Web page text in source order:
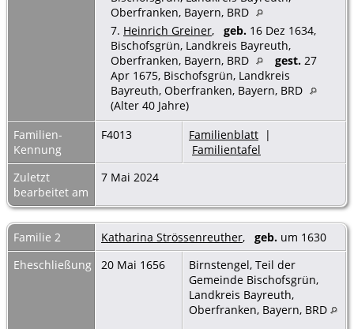
Oberfranken, Bayern, BRD
7. Heinrich Greiner, geb. 16 Dez 1634,
Bischofsgrün, Landkreis Bayreuth,
Oberfranken, Bayern, BRD
gest. 27
Apr 1675, Bischofsgrün, Landkreis
Bayreuth, Oberfranken, Bayern, BRD
(Alter 40 Jahre)
Familien-
Kennung
F4013 Familienblatt |
Familientafel
Zuletzt
bearbeitet am
7 Mai 2024
Familie 2 Katharina Strössenreuther, geb. um 1630
Eheschließung
20 Mai 1656
Birnstengel, Teil der
Gemeinde Bischofsgrün,
Landkreis Bayreuth,
Oberfranken, Bayern, BRD